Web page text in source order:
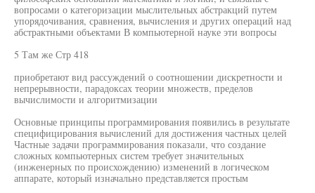
вопросами о категоризации мыслительных абстракций путем
упорядочивания, сравнения, вычисления и других операций над
абстрактными объектами В компьютерной науке эти вопросы
5 Там же Стр 418
приобретают вид рассуждений о соотношении дискретности и
непрерывности, парадоксах теории множеств, пределов
вычислимости и алгоритмизации
Основные принципы программирования появились в результате
специфицирования вычислений для достижения частных целей
Частные задачи программирования показали, что создание
сложных компьютерных систем требует значительных
(инженерных по происхождению) изменений в логическом
аппарате, который изначально представляется простым